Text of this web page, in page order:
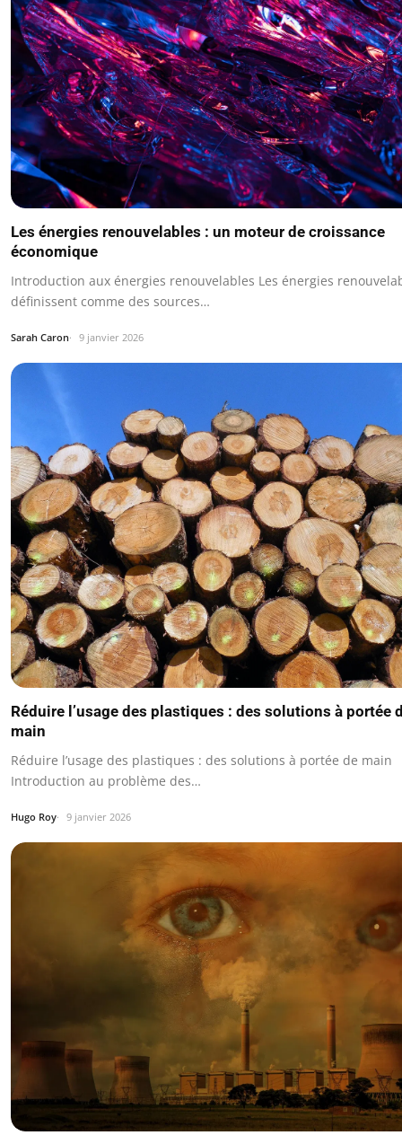
Les énergies renouvelables : un moteur de croissance
économique
Introduction aux énergies renouvelables Les énergies
définissent comme des sources…
Sarah Caron 9 janvier 2026
Réduire l’usage des plastiques : des solutions à portée
main
Réduire l’usage des plastiques : des solutions à portée de main
Introduction au problème des…
Hugo Roy 9 janvier 2026